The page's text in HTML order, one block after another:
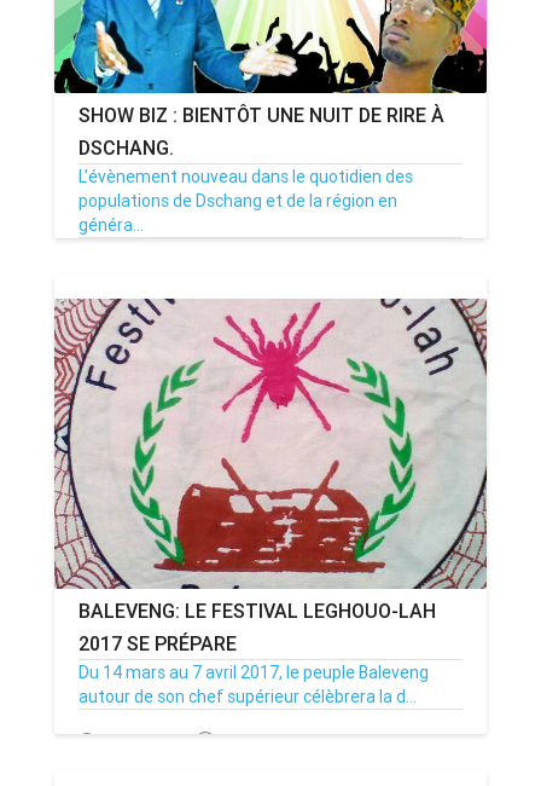
SHOW BIZ : BIENTÔT UNE NUIT DE RIRE À
DSCHANG.
L’évènement nouveau dans le quotidien des
populations de Dschang et de la région en
généra...
BALEVENG: LE FESTIVAL LEGHOUO-LAH
2017 SE PRÉPARE
Du 14 mars au 7 avril 2017, le peuple Baleveng
autour de son chef supérieur célèbrera la d...
14/02/17 Par MenouActu 6